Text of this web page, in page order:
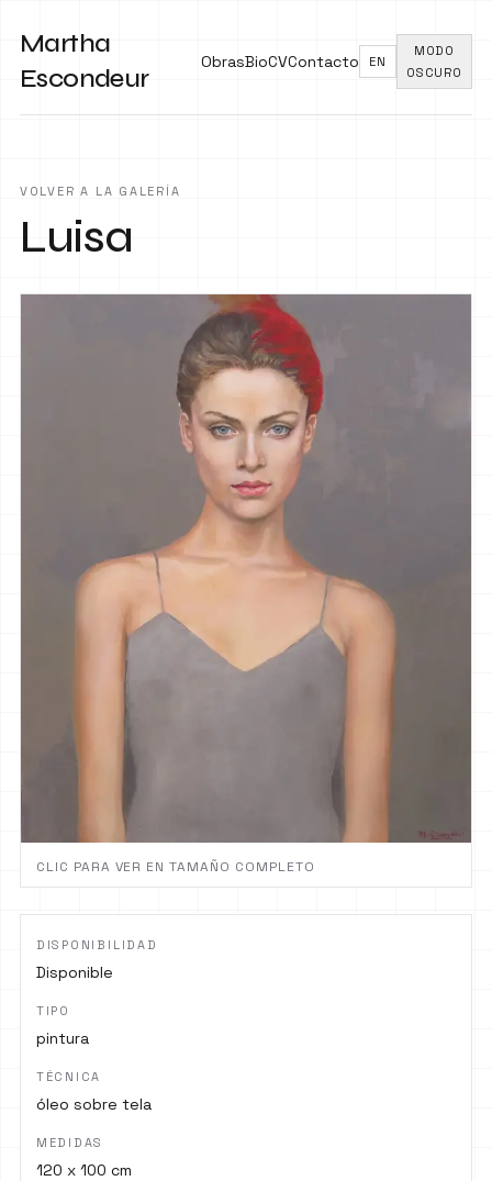
Martha
Escondeur
ObrasBioCVContacto EN
MODO
OSCURO
VOLVER A LA GALERÍA
Luisa
CLIC PARA VER EN TAMAÑO COMPLETO
DISPONIBILIDAD
Disponible
TIPO
pintura
TÉCNICA
óleo sobre tela
MEDIDAS
120 x 100 cm